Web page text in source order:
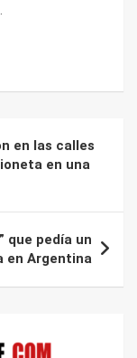
en las calles
en una
que pedía un
en Argentina